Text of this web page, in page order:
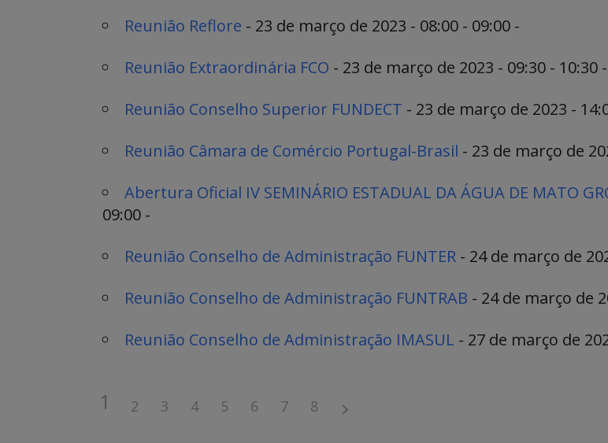
Reunião Reflore - 23 de março de 2023 - 08:00 - 09:00 -
Reunião Extraordinária FCO - 23 de março de 2023 - 09:30 - 10:30 -
Reunião Conselho Superior FUNDECT - 23 de março de 2023 -
Reunião Câmara de Comércio Portugal-Brasil - 23 de março de
Abertura Oficial IV SEMINÁRIO ESTADUAL DA ÁGUA DE MATO
09:00 -
Reunião Conselho de Administração FUNTER - 24 de março de
Reunião Conselho de Administração FUNTRAB - 24 de março de
Reunião Conselho de Administração IMASUL - 27 de março de
1 2 3 4 5 6 7 8